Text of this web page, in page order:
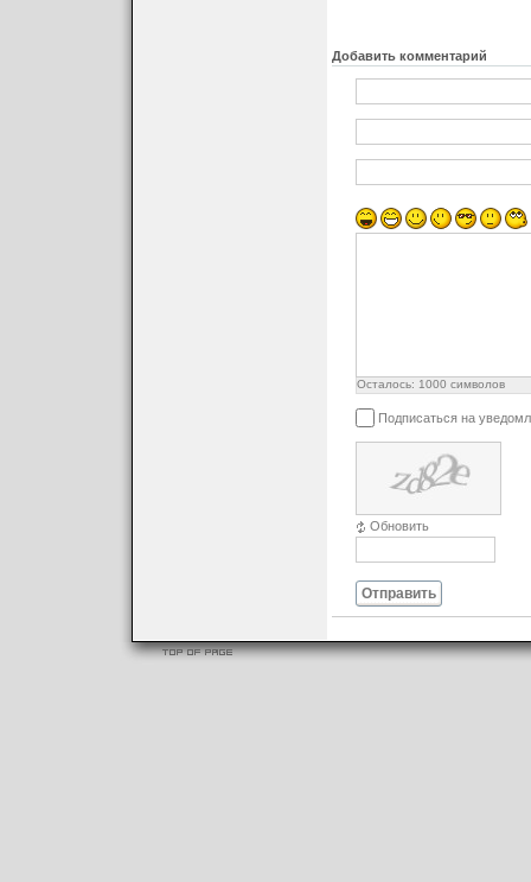
Добавить комментарий
Осталось: 1000 символов
Подписаться на
Обновить
Отправить